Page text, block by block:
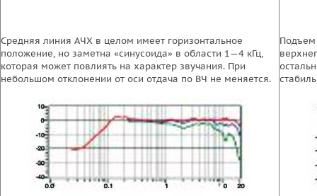
Средняя линия АЧХ в целом имеет горизонтальное
положение, но заметна «синусоида» в области 1—4 кГц,
которая может повлиять на характер звучания. При
небольшом отклонении от оси отдача по ВЧ не меняется.